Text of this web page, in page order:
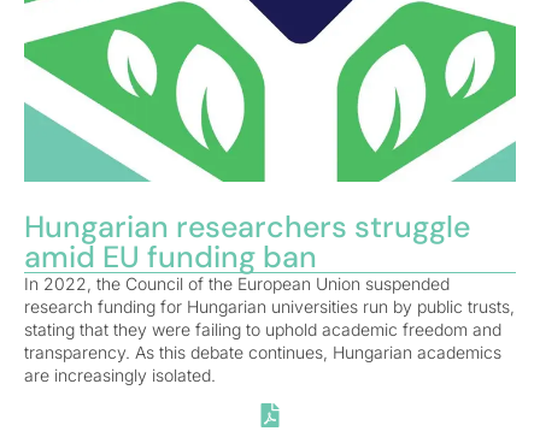
Hungarian researchers struggle
amid EU funding ban
In 2022, the Council of the European Union suspended
research funding for Hungarian universities run by public trusts,
stating that they were failing to uphold academic freedom and
transparency. As this debate continues, Hungarian academics
are increasingly isolated.